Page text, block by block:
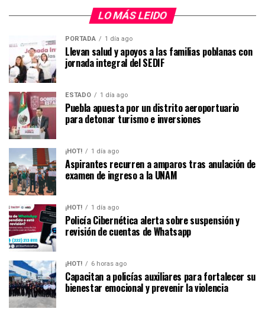
LO MÁS LEIDO
PORTADA 1 día ago
Llevan salud y apoyos a las familias poblanas con
jornada integral del SEDIF
ESTADO 1 día ago
Puebla apuesta por un distrito aeroportuario
para detonar turismo e inversiones
¡HOT! 1 día ago
Aspirantes recurren a amparos tras anulación de
examen de ingreso a la UNAM
¡HOT! 1 día ago
Policía Cibernética alerta sobre suspensión y
revisión de cuentas de Whatsapp
¡HOT! 6 horas ago
Capacitan a policías auxiliares para fortalecer su
bienestar emocional y prevenir la violencia